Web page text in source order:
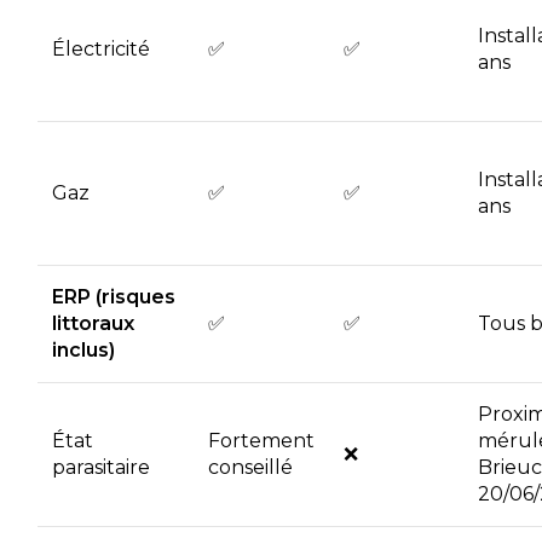
Électricité ✅ ✅
ans
Gaz ✅ ✅
ans
ERP (risques
littoraux
inclus)
✅ ✅ Tous
État
parasitaire
Fortement
conseillé
❌
20/